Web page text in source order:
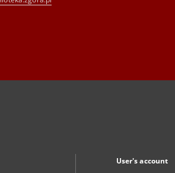
User's account